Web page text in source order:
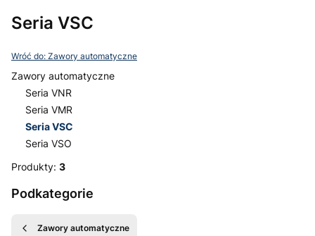
Seria VSC
Wróć do: Zawory automatyczne
Zawory automatyczne
Seria VNR
Seria VMR
Seria VSC
Seria VSO
Koniec menu
Produkty: 3
Podkategorie
Zawory automatyczne